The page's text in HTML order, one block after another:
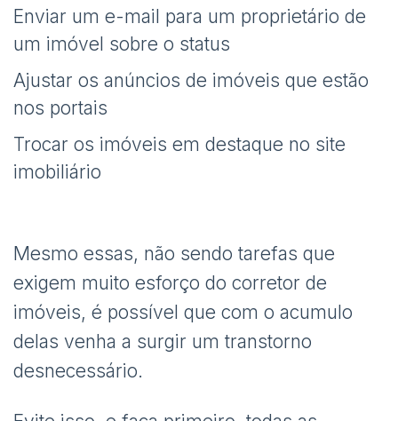
Enviar um e-mail para um proprietário de
um imóvel sobre o status
Ajustar os anúncios de imóveis que estão
nos portais
Trocar os imóveis em destaque no site
imobiliário
Mesmo essas, não sendo tarefas que
exigem muito esforço do corretor de
imóveis, é possível que com o acumulo
delas venha a surgir um transtorno
desnecessário.